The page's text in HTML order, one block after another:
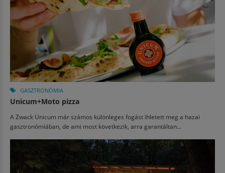
GASZTRONÓMIA
Unicum+Moto pizza
A Zwack Unicum már számos különleges fogást ihletett meg a hazai
gasztronómiában, de ami most következik, arra garantáltan...